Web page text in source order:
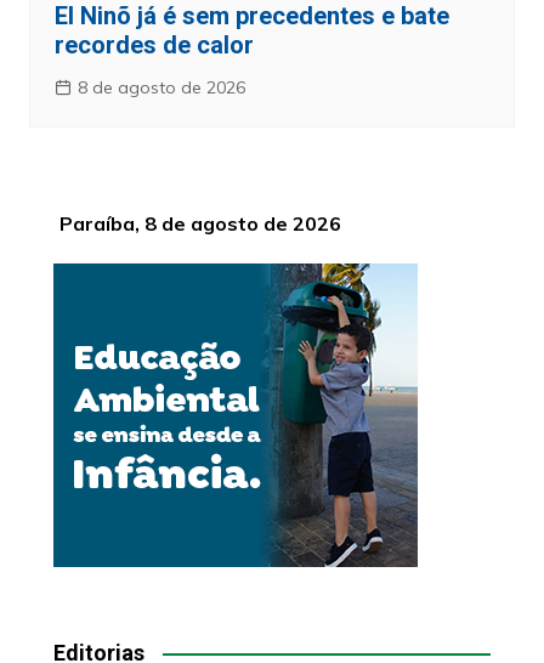
El Ninõ já é sem precedentes e bate
recordes de calor
8 de agosto de 2026
Paraíba, 8 de agosto de 2026
Editorias